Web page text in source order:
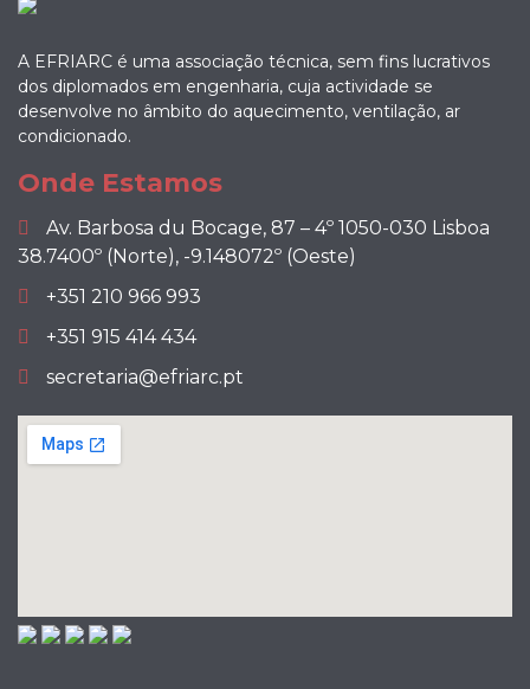
A EFRIARC é uma associação técnica, sem fins lucrativos
dos diplomados em engenharia, cuja actividade se
desenvolve no âmbito do aquecimento, ventilação, ar
condicionado.
Onde Estamos
Av. Barbosa du Bocage, 87 – 4º 1050-030 Lisboa
38.7400º (Norte), -9.148072º (Oeste)
+351 210 966 993
+351 915 414 434
secretaria@efriarc.pt